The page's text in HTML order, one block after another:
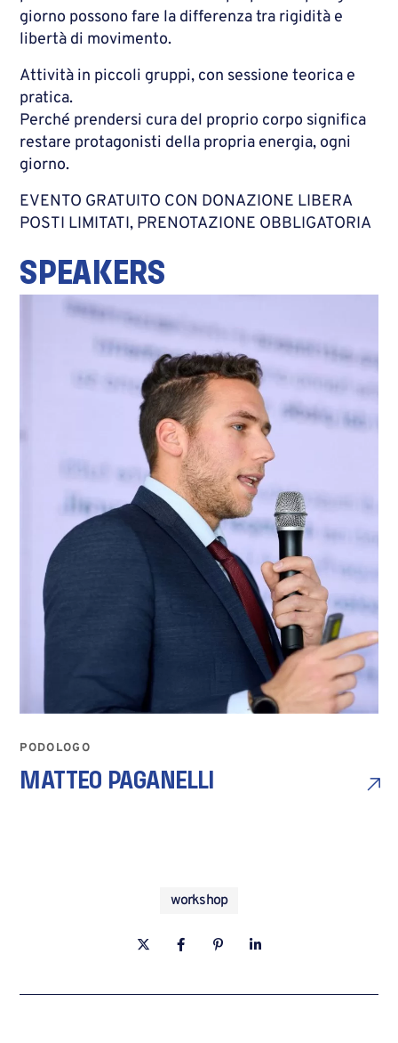
giorno possono fare la differenza tra rigidità e
libertà di movimento.
Attività in piccoli gruppi, con sessione teorica e
pratica.
Perché prendersi cura del proprio corpo significa
restare protagonisti della propria energia, ogni
giorno.
EVENTO GRATUITO CON DONAZIONE LIBERA
POSTI LIMITATI, PRENOTAZIONE OBBLIGATORIA
SPEAKERS
PODOLOGO
MATTEO PAGANELLI
workshop